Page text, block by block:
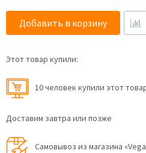
Добавить в корзину
Этот товар купили:
10 человек купили этот
Доставим завтра или позже
Самовывоз из магазина